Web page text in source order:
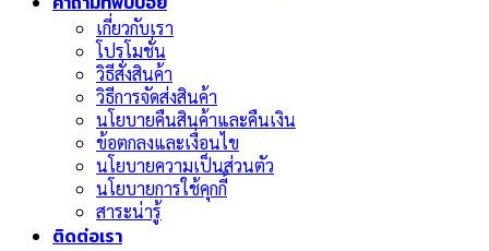
เกี่ยวกับเรา
โปรโมชั่น
วิธีสั่งสินค้า
วิธีการจัดส่งสินค้า
นโยบายคืนสินค้าและคืนเงิน
ข้อตกลงและเงื่อนไข
นโยบายความเป็นส่วนตัว
นโยบายการใช้คุกกี้
สาระน่ารู้
ติดต่อเรา